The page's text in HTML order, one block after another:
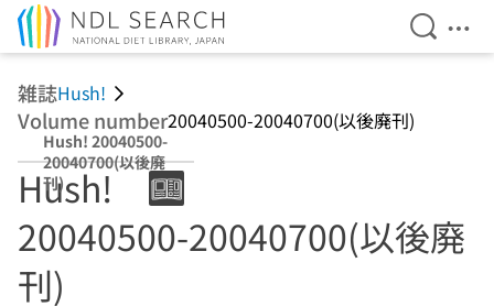
Open
雑誌Hush!
Volume number20040500-20040700(以後廃刊)
Hush! 20040500-
20040700(以後廃
刊)
Hush!
20040500-20040700(以後廃
刊)